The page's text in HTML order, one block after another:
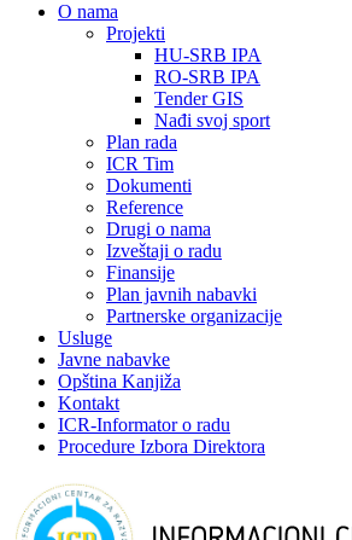
О nama
Projekti
HU-SRB IPA
RO-SRB IPA
Tender GIS
Nađi svoj sport
Plan rada
ICR Tim
Dokumenti
Reference
Drugi o nama
Izveštaji o radu
Finansije
Plan javnih nabavki
Partnerske organizacije
Usluge
Javne nabavke
Opština Kanjiža
Kontakt
ICR-Informator o radu
Procedure Izbora Direktora